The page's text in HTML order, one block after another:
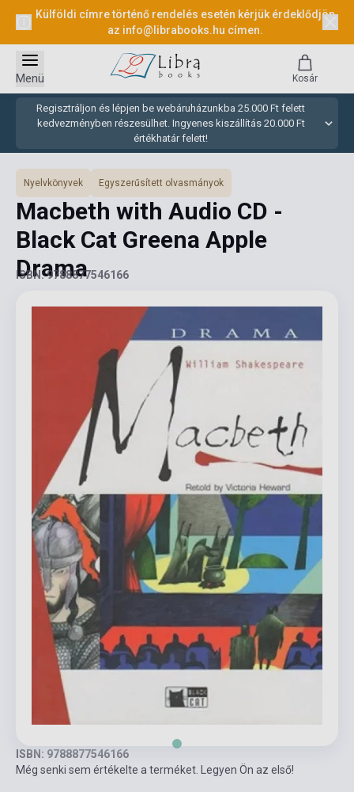
Külföldi címre történő rendelés esetén kérjük érdeklődjön
az info@librabooks.hu címen.
Regisztráljon és lépjen be webáruházunkba 25.000 Ft felett
kedvezményben részesülhet. Ingyenes kiszállítás 20.000 Ft
értékhatár felett!
Menü Kosár
Nyelvkönyvek Egyszerűsített olvasmányok
Macbeth with Audio CD -
Black Cat Greena Apple
Drama
ISBN: 9788877546166
ISBN: 9788877546166
Még senki sem értékelte a terméket. Legyen Ön az első!